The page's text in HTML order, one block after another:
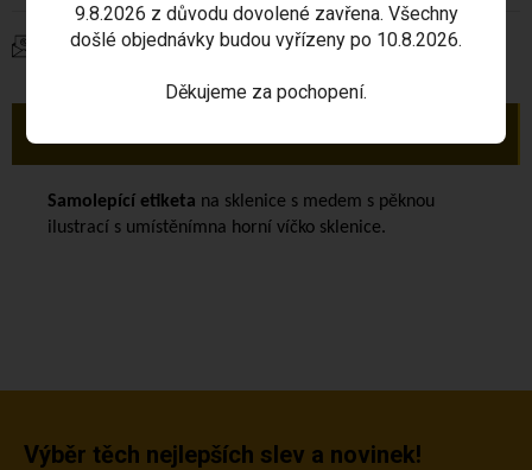
Dotaz na produkt
Samolepící etiketa na sklenice s medem s pěknou
ilustrací s umístěnímna horní víčko sklenice.
Výběr těch nejlepších slev a novinek!
9.8.2026 z důvodu dovolené zavřena. Všechny
došlé objednávky budou vyřízeny po 10.8.2026.
Děkujeme za pochopení.